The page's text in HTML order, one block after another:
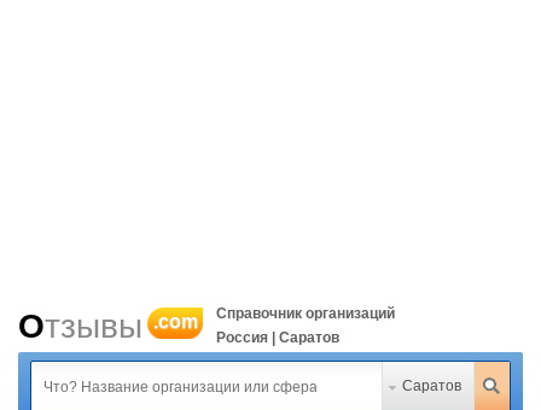
Отзывы .com
Справочник организаций
Россия | Саратов
Саратов